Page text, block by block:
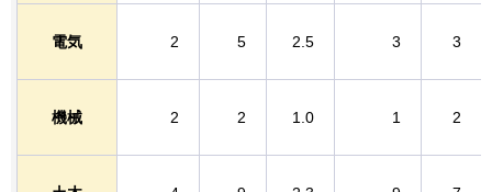
電気 2 5 2.5 3 3
機械 2 2 1.0 1 2